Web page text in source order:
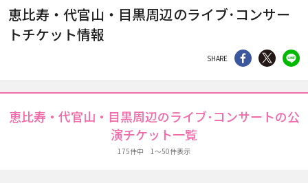
恵比寿・代官山・目黒周辺のライブ･コンサー
トチケット情報
SHARE シェア Twitter
恵比寿・代官山・目黒周辺のライブ･コンサートの公
演チケット一覧
175件中 1～50件表示